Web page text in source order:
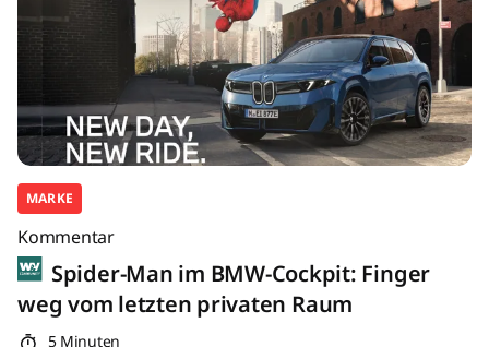
MARKE
Kommentar
Spider-Man im BMW-Cockpit: Finger
weg vom letzten privaten Raum
5 Minuten